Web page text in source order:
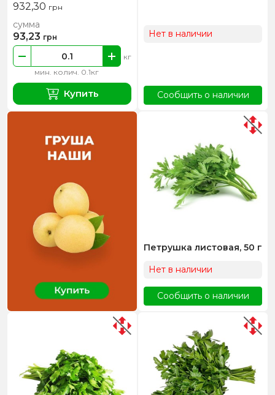
932,30 грн
мин. колич. 0.1кг
кг
сумма
93,23 грн
Купить
Нет в наличии
Сообщить о наличии
Петрушка листовая, 50 г
Нет в наличии
Сообщить о наличии